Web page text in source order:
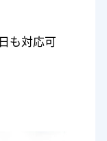
も対応可